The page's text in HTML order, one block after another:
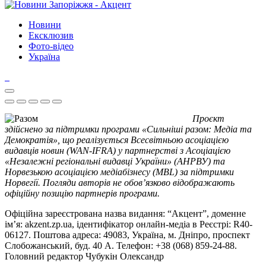
Новини
Ексклюзив
Фото-відео
Україна
Проєкт
здійснено за підтримки програми «Сильніші разом: Медіа та
Демократія», що реалізується Всесвітньою асоціацією
видавців новин (WAN-IFRA) у партнерстві з Асоціацією
«Незалежні регіональні видавці України» (АНРВУ) та
Норвезькою асоціацією медіабізнесу (MBL) за підтримки
Норвегії. Погляди авторів не обов’язково відображають
офіційну позицію партнерів програми.
Офіційна зареєстрована назва видання: “Акцент”, доменне
ім’я: akzent.zp.ua, ідентифікатор онлайн-медіа в Реєстрі: R40-
06127. Поштова адреса: 49083, Україна, м. Дніпро, проспект
Слобожанський, буд. 40 А. Телефон: +38 (068) 859-24-88.
Головний редактор Чубукін Олександр